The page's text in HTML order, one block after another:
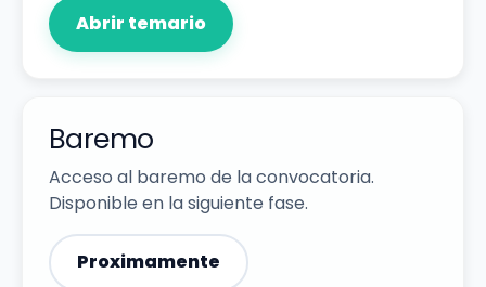
Abrir temario
Baremo
Acceso al baremo de la convocatoria.
Disponible en la siguiente fase.
Proximamente